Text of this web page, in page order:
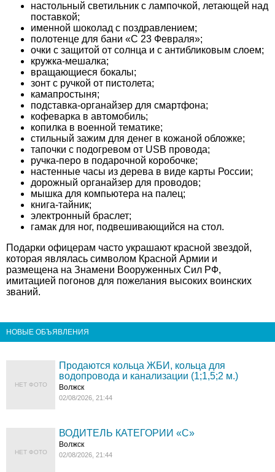
настольный светильник с лампочкой, летающей над
поставкой;
именной шоколад с поздравлением;
полотенце для бани «С 23 Февраля»;
очки с защитой от солнца и с антибликовым слоем;
кружка-мешалка;
вращающиеся бокалы;
зонт с ручкой от пистолета;
камапростыня;
подставка-органайзер для смартфона;
кофеварка в автомобиль;
копилка в военной тематике;
стильный зажим для денег в кожаной обложке;
тапочки с подогревом от USB провода;
ручка-перо в подарочной коробочке;
настенные часы из дерева в виде карты России;
дорожный органайзер для проводов;
мышка для компьютера на палец;
книга-тайник;
электронный браслет;
гамак для ног, подвешивающийся на стол.
Подарки офицерам часто украшают красной звездой,
которая являлась символом Красной Армии и
размещена на Знамени Вооруженных Сил РФ,
имитацией погонов для пожелания высоких воинских
званий.
НОВЫЕ ОБЪЯВЛЕНИЯ
НЕТ ФОТО
Продаются кольца ЖБИ, кольца для
водопровода и канализации (1;1,5;2 м.)
Волжск
02/08/2026, 21:44
НЕТ ФОТО
ВОДИТЕЛЬ КАТЕГОРИИ «C»
Волжск
02/08/2026, 21:44